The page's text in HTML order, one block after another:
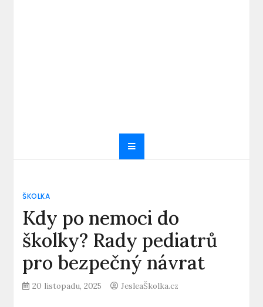
ŠKOLKA
Kdy po nemoci do
školky? Rady pediatrů
pro bezpečný návrat
20 listopadu, 2025 JesleaŠkolka.cz